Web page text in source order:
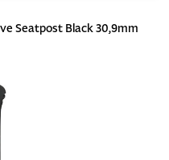
Seatpost Black 30,9mm